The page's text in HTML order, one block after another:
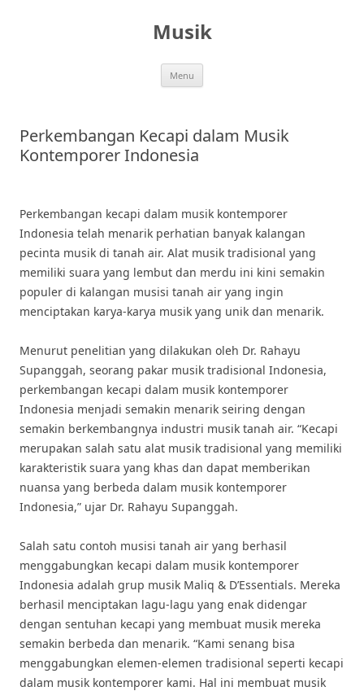
Musik
Menu
Perkembangan Kecapi dalam Musik
Kontemporer Indonesia
Perkembangan kecapi dalam musik kontemporer
Indonesia telah menarik perhatian banyak kalangan
pecinta musik di tanah air. Alat musik tradisional yang
memiliki suara yang lembut dan merdu ini kini semakin
populer di kalangan musisi tanah air yang ingin
menciptakan karya-karya musik yang unik dan menarik.
Menurut penelitian yang dilakukan oleh Dr. Rahayu
Supanggah, seorang pakar musik tradisional Indonesia,
perkembangan kecapi dalam musik kontemporer
Indonesia menjadi semakin menarik seiring dengan
semakin berkembangnya industri musik tanah air. “Kecapi
merupakan salah satu alat musik tradisional yang memiliki
karakteristik suara yang khas dan dapat memberikan
nuansa yang berbeda dalam musik kontemporer
Indonesia,” ujar Dr. Rahayu Supanggah.
Salah satu contoh musisi tanah air yang berhasil
menggabungkan kecapi dalam musik kontemporer
Indonesia adalah grup musik Maliq & D’Essentials. Mereka
berhasil menciptakan lagu-lagu yang enak didengar
dengan sentuhan kecapi yang membuat musik mereka
semakin berbeda dan menarik. “Kami senang bisa
menggabungkan elemen-elemen tradisional seperti kecapi
dalam musik kontemporer kami. Hal ini membuat musik